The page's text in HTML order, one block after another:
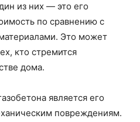
из них — это его
по сравнению с
Это может
кто стремится
дома.
является его
повреждениям.